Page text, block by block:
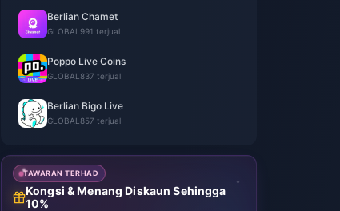
Berlian Chamet
GLOBAL 991 terjual
Poppo Live Coins
GLOBAL 837 terjual
Berlian Bigo Live
GLOBAL 857 terjual
TAWARAN TERHAD
Kongsi & Menang Diskaun Sehingga
10%